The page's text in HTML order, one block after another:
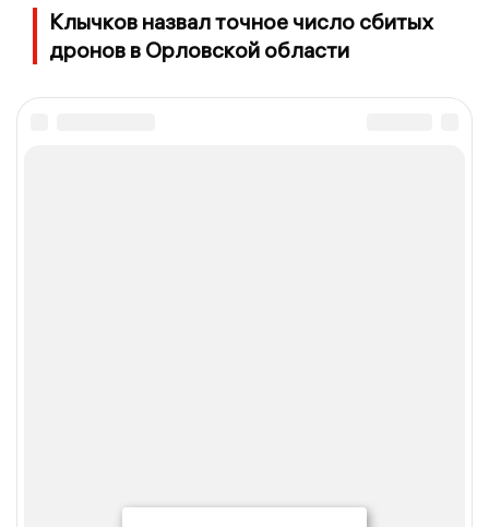
Клычков назвал точное число сбитых
дронов в Орловской области